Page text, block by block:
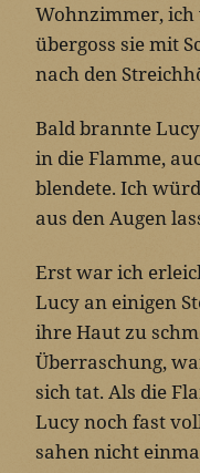
Wohnzimmer,
übergoss sie mit
nach den
Bald brannte
in die Flamme,
blendete. Ich
aus den Augen
Erst war ich
Lucy an einigen
ihre Haut zu
Überraschung,
sich tat. Als die
Lucy noch fast
sahen nicht